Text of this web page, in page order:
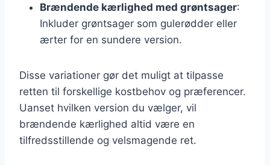
Brændende kærlighed med grøntsager:
Inkluder grøntsager som gulerødder eller
ærter for en sundere version.
Disse variationer gør det muligt at tilpasse
retten til forskellige kostbehov og præferencer.
Uanset hvilken version du vælger, vil
brændende kærlighed altid være en
tilfredsstillende og velsmagende ret.